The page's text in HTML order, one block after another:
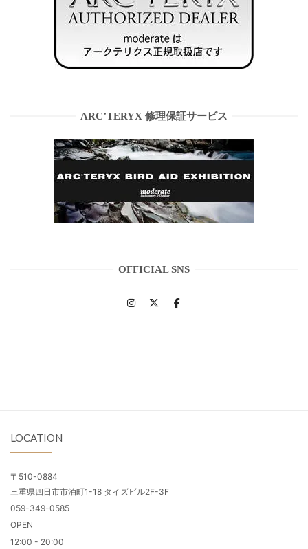
ARC’TERYX 修理保証サービス
OFFICIAL SNS
LOCATION
〒510-0884
三重県四日市市泊町1-18 タイズビル2F-3F
059-349-0585
OPEN
12:00 - 20:00